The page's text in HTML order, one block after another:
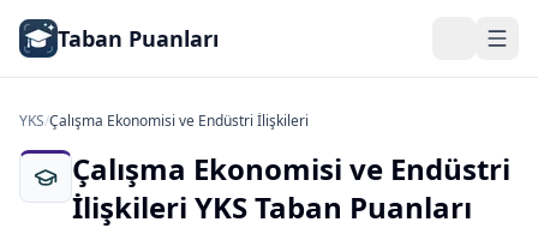
Taban Puanları
YKS/Çalışma Ekonomisi ve Endüstri İlişkileri
Çalışma Ekonomisi ve Endüstri
İlişkileri YKS Taban Puanları